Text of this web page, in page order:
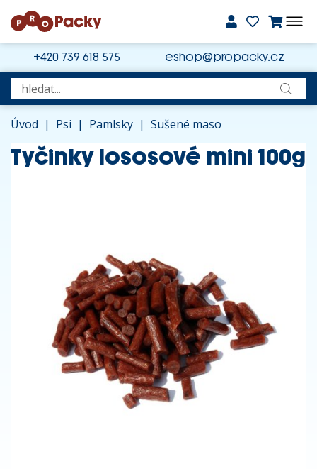
+420 739 618 575 eshop@propacky.cz
Úvod | Psi | Pamlsky | Sušené maso
Tyčinky lososové mini 100g